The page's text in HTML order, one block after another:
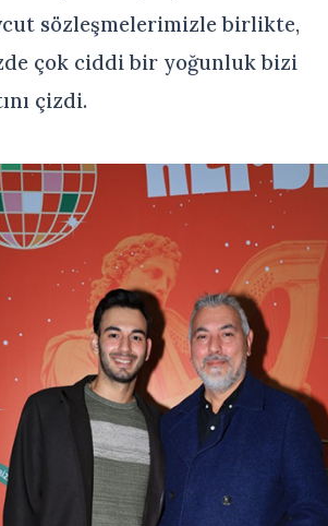
sözleşmelerimizle birlikte,
çok ciddi bir yoğunluk bizi
çizdi.